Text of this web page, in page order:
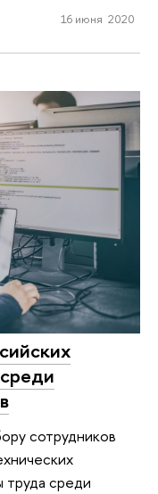
16 июня 2020
сотрудников
труда среди